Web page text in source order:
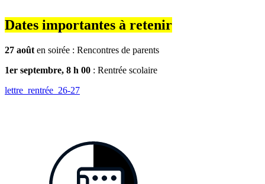
Dates importantes à retenir
27 août en soirée : Rencontres de parents
1er septembre, 8 h 00 : Rentrée scolaire
lettre_rentrée_26-27